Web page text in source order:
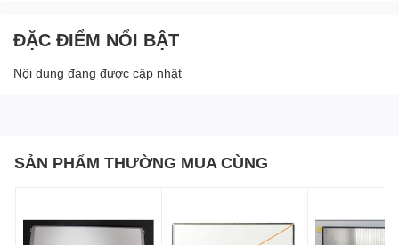
ĐẶC ĐIỂM NỔI BẬT
Nội dung đang được cập nhật
SẢN PHẨM THƯỜNG MUA CÙNG